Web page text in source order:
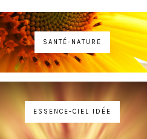
SANTÉ-NATURE
ESSENCE-CIEL IDÉE